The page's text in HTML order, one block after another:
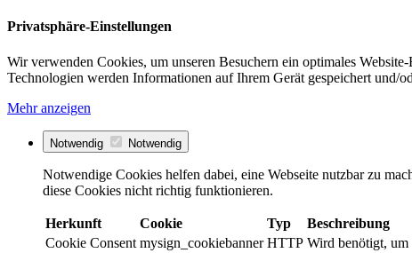
Privatsphäre-Einstellungen
Wir verwenden Cookies, um unseren Besuchern ein optimales
Technologien werden Informationen auf Ihrem Gerät gespeichert und/
Mehr anzeigen
Notwendig Notwendig
Notwendige Cookies helfen dabei, eine Webseite nutzbar zu
diese Cookies nicht richtig funktionieren.
Herkunft Cookie Typ Beschreibung
Cookie Consent mysign_cookiebanner HTTP Wird benötigt, um